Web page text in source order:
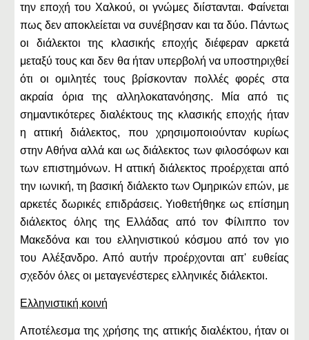
την εποχή του Χαλκού, οι γνώμες διίστανται. Φαίνεται
πως δεν αποκλείεται να συνέβησαν και τα δύο. Πάντως
οι διάλεκτοι της κλασικής εποχής διέφεραν αρκετά
μεταξύ τους και δεν θα ήταν υπερβολή να υποστηριχθεί
ότι οι ομιλητές τους βρίσκονταν πολλές φορές στα
ακραία όρια της αλληλοκατανόησης. Μία από τις
σημαντικότερες διαλέκτους της κλασικής εποχής ήταν
η αττική διάλεκτος, που χρησιμοποιούνταν κυρίως
στην Αθήνα αλλά και ως διάλεκτος των φιλοσόφων και
των επιστημόνων. Η αττική διάλεκτος προέρχεται από
την ιωνική, τη βασική διάλεκτο των Ομηρικών επών, με
αρκετές δωρικές επιδράσεις. Υιοθετήθηκε ως επίσημη
διάλεκτος όλης της Ελλάδας από τον Φίλιππο τον
Μακεδόνα και του ελληνιστικού κόσμου από τον γιο
του Αλέξανδρο. Από αυτήν προέρχονται απ' ευθείας
σχεδόν όλες οι μεταγενέστερες ελληνικές διάλεκτοι.
Ελληνιστική κοινή
Αποτέλεσμα της χρήσης της αττικής διαλέκτου, ήταν οι